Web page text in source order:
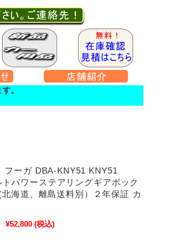
。
フーガ DBA-KNY51 KNY51
パワーステアリングギアボック
海道、離島送料別）２年保証 カ
¥52,800 (税込)